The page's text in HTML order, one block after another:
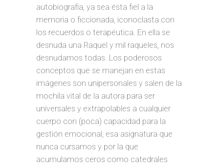
autobiografía, ya sea ésta fiel a la
memoria o ficcionada, iconoclasta con
los recuerdos o terapéutica. En ella se
desnuda una Raquel y mil raqueles, nos
desnudamos todas. Los poderosos
conceptos que se manejan en estas
imágenes son unipersonales y salen de la
mochila vital de la autora para ser
universales y extrapolables a cualquier
cuerpo con (poca) capacidad para la
gestión emocional, esa asignatura que
nunca cursamos y por la que
acumulamos ceros como catedrales